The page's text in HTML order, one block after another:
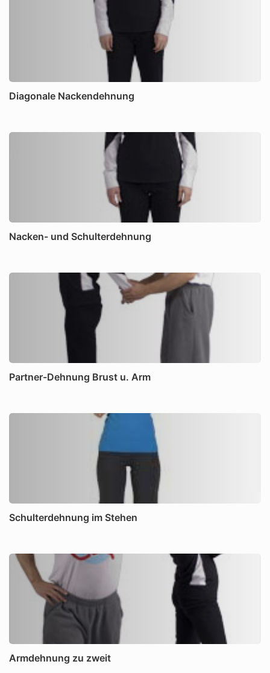
Diagonale Nackendehnung
Nacken- und Schulterdehnung
Partner-Dehnung Brust u. Arm
Schulterdehnung im Stehen
Armdehnung zu zweit